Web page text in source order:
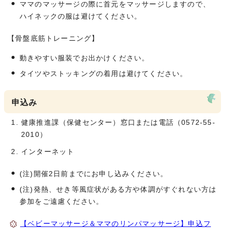
ママのマッサージの際に首元をマッサージしますので、
ハイネックの服は避けてください。
【骨盤底筋トレーニング】
動きやすい服装でお出かけください。
タイツやストッキングの着用は避けてください。
申込み
健康推進課（保健センター）窓口または電話（0572-55-
2010）
インターネット
(注)開催2日前までにお申し込みください。
(注)発熱、せき等風症状がある方や体調がすぐれない方は
参加をご遠慮ください。
【ベビーマッサージ＆ママのリンパマッサージ】申込フ